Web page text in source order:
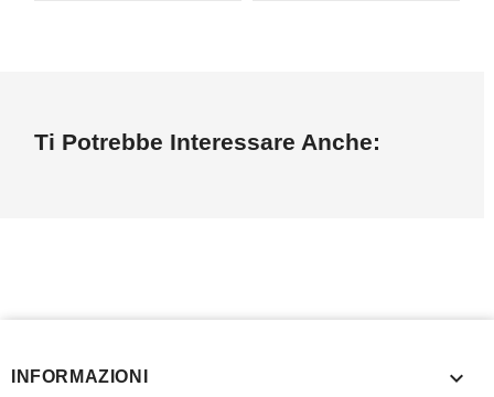
Ti Potrebbe Interessare Anche:
INFORMAZIONI 